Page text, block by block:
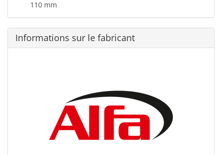
110 mm
Informations sur le fabricant